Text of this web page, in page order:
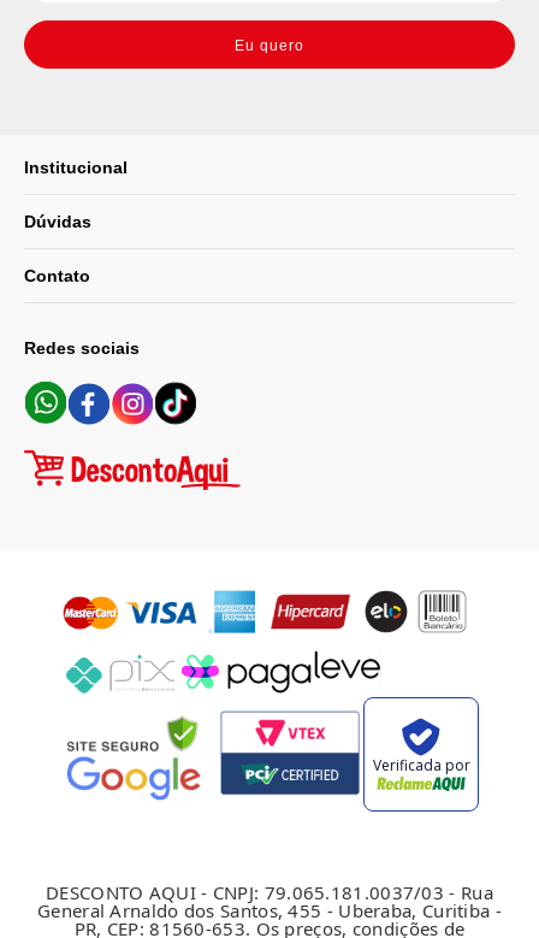
Eu quero
Institucional
Dúvidas
Contato
Redes sociais
Verificada por
DESCONTO AQUI - CNPJ: 79.065.181.0037/03 - Rua
General Arnaldo dos Santos, 455 - Uberaba, Curitiba -
PR, CEP: 81560-653. Os preços, condições de